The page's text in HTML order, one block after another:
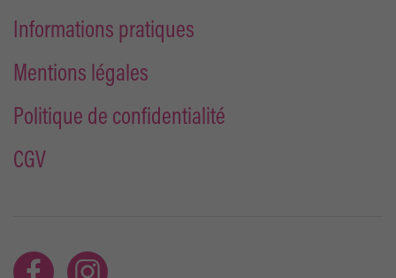
Informations pratiques
Mentions légales
Politique de confidentialité
CGV